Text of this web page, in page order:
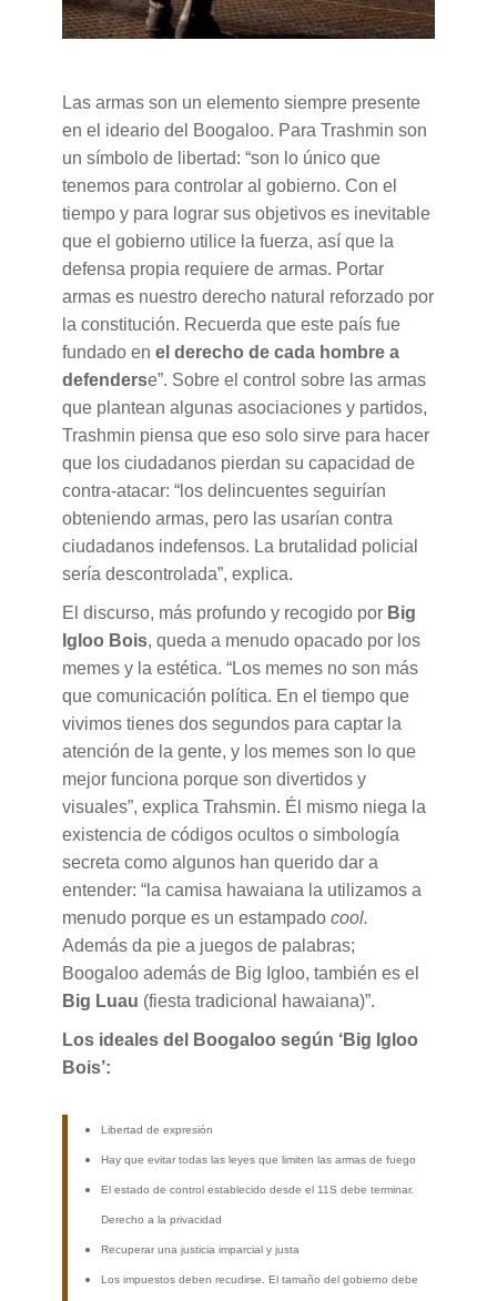
Las armas son un elemento siempre presente
en el ideario del Boogaloo. Para Trashmin son
un símbolo de libertad: “son lo único que
tenemos para controlar al gobierno. Con el
tiempo y para lograr sus objetivos es inevitable
que el gobierno utilice la fuerza, así que la
defensa propia requiere de armas. Portar
armas es nuestro derecho natural reforzado por
la constitución. Recuerda que este país fue
fundado en el derecho de cada hombre a
defenderse”. Sobre el control sobre las armas
que plantean algunas asociaciones y partidos,
Trashmin piensa que eso solo sirve para hacer
que los ciudadanos pierdan su capacidad de
contra-atacar: “los delincuentes seguirían
obteniendo armas, pero las usarían contra
ciudadanos indefensos. La brutalidad policial
sería descontrolada”, explica.
El discurso, más profundo y recogido por Big
Igloo Bois, queda a menudo opacado por los
memes y la estética. “Los memes no son más
que comunicación política. En el tiempo que
vivimos tienes dos segundos para captar la
atención de la gente, y los memes son lo que
mejor funciona porque son divertidos y
visuales”, explica Trahsmin. Él mismo niega la
existencia de códigos ocultos o simbología
secreta como algunos han querido dar a
entender: “la camisa hawaiana la utilizamos a
menudo porque es un estampado cool.
Además da pie a juegos de palabras;
Boogaloo además de Big Igloo, también es el
Big Luau (fiesta tradicional hawaiana)”.
Los ideales del Boogaloo según ‘Big Igloo
Bois’:
Libertad de expresión
Hay que evitar todas las leyes que limiten las armas de fuego
El estado de control establecido desde el 11S debe terminar.
Derecho a la privacidad
Recuperar una justicia imparcial y justa
Los impuestos deben recudirse. El tamaño del gobierno debe